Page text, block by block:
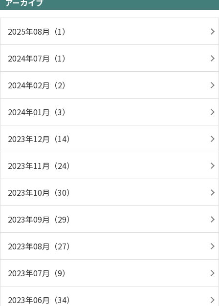
アーカイブ
2025年08月（1）
2024年07月（1）
2024年02月（2）
2024年01月（3）
2023年12月（14）
2023年11月（24）
2023年10月（30）
2023年09月（29）
2023年08月（27）
2023年07月（9）
2023年06月（34）